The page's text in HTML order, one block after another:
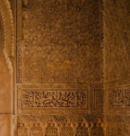
voor groeiende
voor